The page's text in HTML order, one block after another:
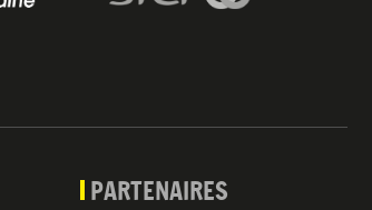
PARTENAIRES